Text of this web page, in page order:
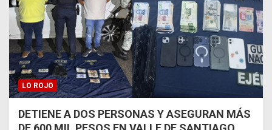
LO ROJO
DETIENE A DOS PERSONAS Y ASEGURAN MÁS